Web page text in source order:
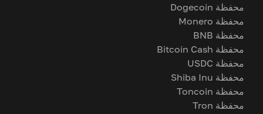
محفظة Dogecoin
محفظة Monero
محفظة BNB
محفظة Bitcoin Cash
محفظة USDC
محفظة Shiba Inu
محفظة Toncoin
محفظة Tron